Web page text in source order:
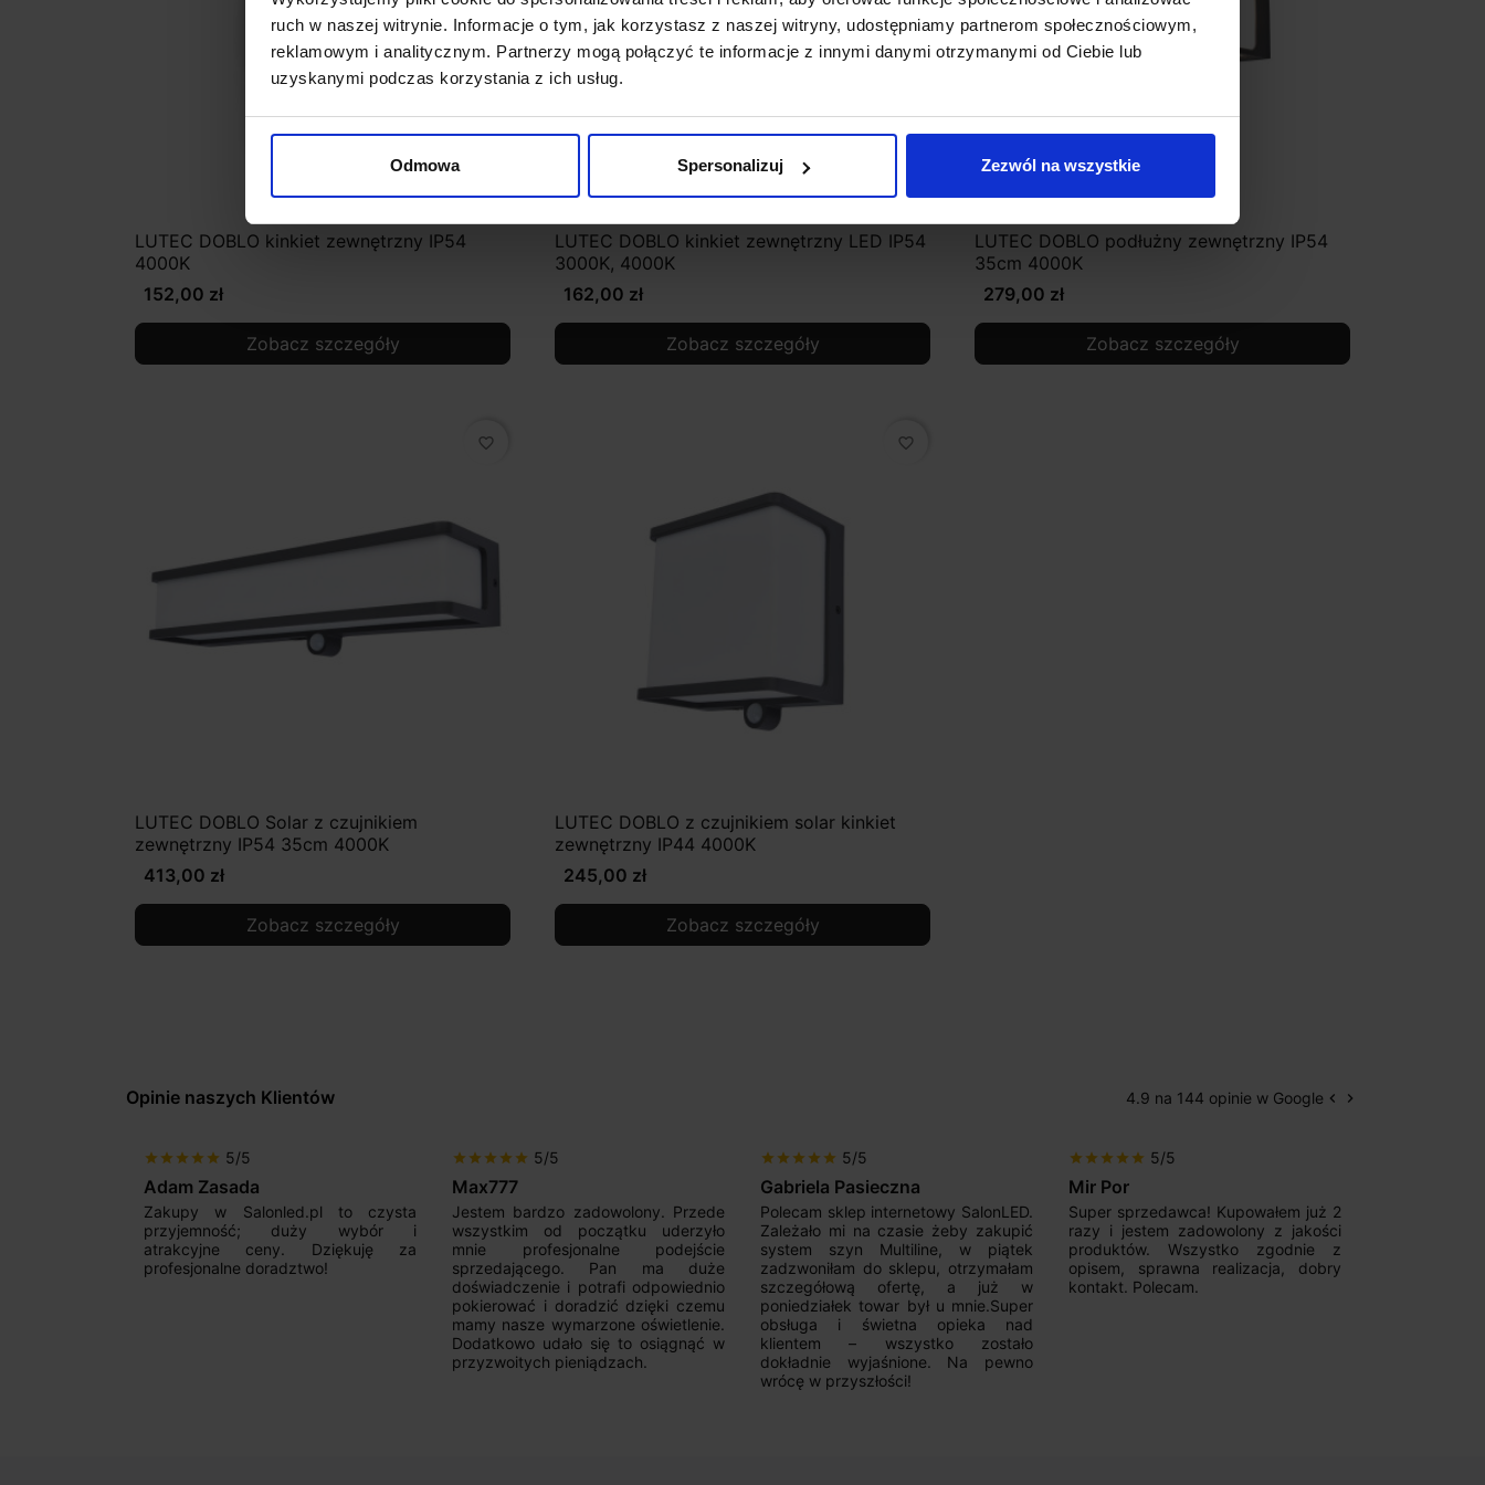
ruch w naszej witrynie. Informacje o tym, jak korzystasz z naszej witryny, udostępniamy partnerom społecznościowym,
reklamowym i analitycznym. Partnerzy mogą połączyć te informacje z innymi danymi otrzymanymi od Ciebie lub
uzyskanymi podczas korzystania z ich usług.
Odmowa Spersonalizuj Zezwól na wszystkie
LUTEC DOBLO kinkiet zewnętrzny IP54
4000K
152,00 zł
Zobacz szczegóły
LUTEC DOBLO kinkiet zewnętrzny LED IP54
3000K, 4000K
162,00 zł
Zobacz szczegóły
LUTEC DOBLO podłużny zewnętrzny IP54
35cm 4000K
279,00 zł
Zobacz szczegóły
favorite_border
LUTEC DOBLO Solar z czujnikiem
zewnętrzny IP54 35cm 4000K
413,00 zł
Zobacz szczegóły
favorite_border
LUTEC DOBLO z czujnikiem solar kinkiet
zewnętrzny IP44 4000K
245,00 zł
Zobacz szczegóły
Opinie naszych Klientów 4.9 na 144 opinie w Google Poprzedni
keyboard_arrow_left Następny
keyboard_arrow_right
star star star star star 5/5
Adam Zasada
Zakupy w Salonled.pl to czysta
przyjemność; duży wybór i
atrakcyjne ceny. Dziękuję za
profesjonalne doradztwo!
star star star star star 5/5
Max777
Jestem bardzo zadowolony. Przede
wszystkim od początku uderzyło
mnie profesjonalne podejście
sprzedającego. Pan ma duże
doświadczenie i potrafi odpowiednio
pokierować i doradzić dzięki czemu
mamy nasze wymarzone oświetlenie.
Dodatkowo udało się to osiągnąć w
przyzwoitych pieniądzach.
star star star star star 5/5
Gabriela Pasieczna
Polecam sklep internetowy SalonLED.
Zależało mi na czasie żeby zakupić
system szyn Multiline, w piątek
zadzwoniłam do sklepu, otrzymałam
szczegółową ofertę, a już w
poniedziałek towar był u mnie.Super
obsługa i świetna opieka nad
klientem – wszystko zostało
dokładnie wyjaśnione. Na pewno
wrócę w przyszłości!
star star star star star 5/5
Mir Por
Super sprzedawca! Kupowałem już 2
razy i jestem zadowolony z jakości
produktów. Wszystko zgodnie z
opisem, sprawna realizacja, dobry
kontakt. Polecam.